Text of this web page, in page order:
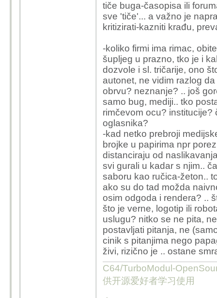
tiče buga-časopisa ili
sve 'tiče'... a važno je
kritizirati-kazniti krađu,
-koliko firmi ima rimac,
šupljeg u prazno, tko je i
dozvole i sl. tričarije, ono
autonet, ne vidim razlog
obrvu? neznanje? .. još
samo bug, mediji.. tko
rimčevom ocu? institucije?
oglasnika?
-kad netko prebroji
brojke u papirima npr
distanciraju od
svi gurali u kadar s njim..
saboru kao ručica-žeton..
ako su do tad možda
osim odgoda i rendera? ..
što je verne, logotip ili
uslugu? nitko se ne pita,
postavljati pitanja, ne
cinik s pitanjima nego
živi, rizično je .. ostane
C64/TurboModul-
供开源爱好者学习使用